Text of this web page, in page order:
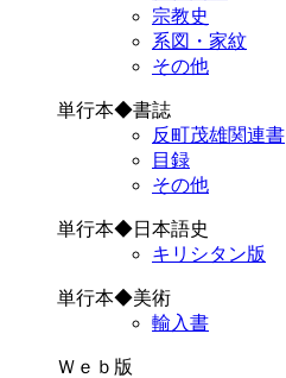
宗教史
系図・家紋
その他
単行本◆書誌
反町茂雄関連書
目録
その他
単行本◆日本語史
キリシタン版
単行本◆美術
輸入書
Ｗｅｂ版